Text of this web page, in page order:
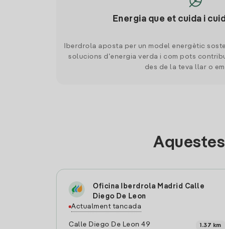
Energia que et cuida i
Iberdrola aposta per un model energètic
solucions d'energia verda i com pots
des de la teva llar o
Oficina Iberdrola Madrid Calle
Diego De Leon
Actualment tancada
Calle Diego De Leon 49
1.37 km